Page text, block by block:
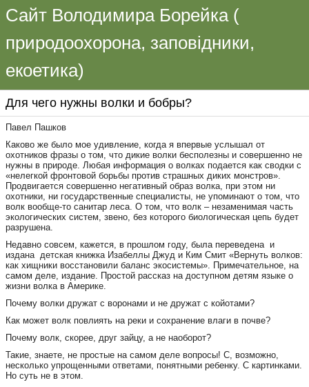
Сайт Володимира Борейка (
природоохорона, заповідники,
екоетика)
Для чего нужны волки и бобры?
Павел Пашков
Каково же было мое удивление, когда я впервые услышал от
охотников фразы о том, что дикие волки бесполезны и совершенно не
нужны в природе. Любая информация о волках подается как сводки с
«нелегкой фронтовой борьбы против страшных диких монстров».
Продвигается совершенно негативный образ волка, при этом ни
охотники, ни государственные специалисты, не упоминают о том, что
волк вообще-то санитар леса. О том, что волк – незаменимая часть
экологических систем, звено, без которого биологическая цепь будет
разрушена.
Недавно совсем, кажется, в прошлом году, была переведена и
издана детская книжка Изабеллы Джуд и Ким Смит «Вернуть волков:
как хищники восстановили баланс экосистемы». Примечательное, на
самом деле, издание. Простой рассказ на доступном детям языке о
жизни волка в Америке.
Почему волки дружат с воронами и не дружат с койотами?
Как может волк повлиять на реки и сохранение влаги в почве?
Почему волк, скорее, друг зайцу, а не наоборот?
Такие, знаете, не простые на самом деле вопросы! С, возможно,
несколько упрощенными ответами, понятными ребенку. С картинками.
Но суть не в этом.